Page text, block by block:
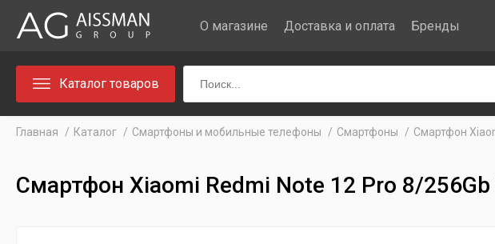
О магазине Доставка и оплата Бренды
Каталог товаров
Главная Каталог Cмартфоны и мобильные телефоны Cмартфоны Смартфон
Смартфон Xiaomi Redmi Note 12 Pro 8/256Gb